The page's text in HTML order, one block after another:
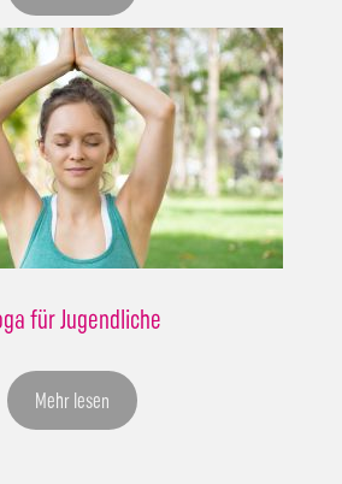
für Jugendliche
Mehr lesen